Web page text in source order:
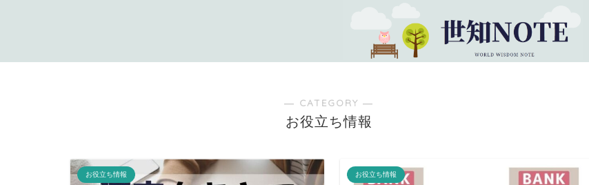
― CATEGORY ―
お役立ち情報
お役立ち情報 お役立ち情報